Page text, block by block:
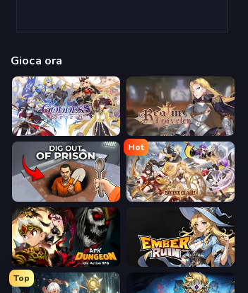
Gioca ora
Goddess Connect Realm Traveler
Dig out of Prison
Hot
Divine Clash
AFK Dungeon: Idle Action RPG Ember Ruin
Top